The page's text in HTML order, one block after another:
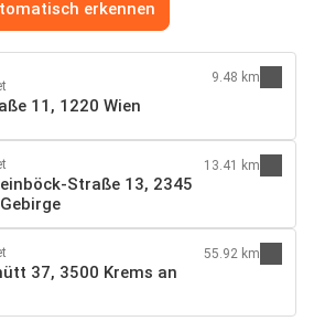
erkennen
11, 1220 Wien
9.48 km
Straße 13, 2345
13.41 km
37, 3500 Krems an
55.92 km